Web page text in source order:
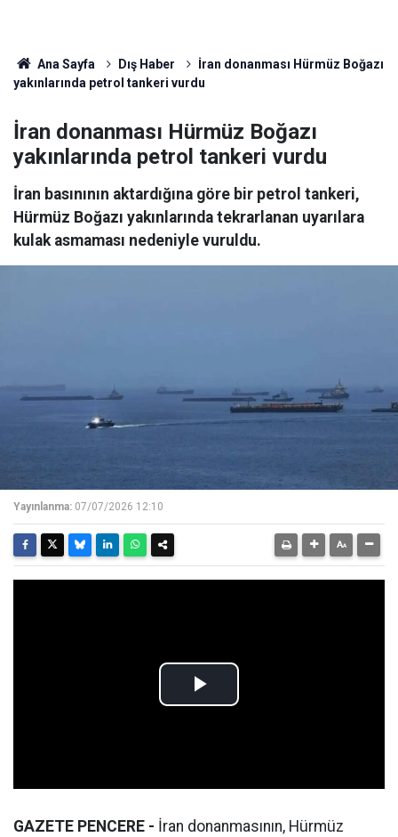
Ana Sayfa Dış Haber
İran donanması Hürmüz Boğazı
yakınlarında petrol tankeri vurdu
İran donanması Hürmüz Boğazı
yakınlarında petrol tankeri vurdu
İran basınının aktardığına göre bir petrol tankeri,
Hürmüz Boğazı yakınlarında tekrarlanan uyarılara
kulak asmaması nedeniyle vuruldu.
Yayınlanma: 07/07/2026 12:10
GAZETE PENCERE - İran donanmasının, Hürmüz